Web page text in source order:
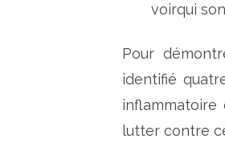
voirqui
Pour
identifié
lutter contre